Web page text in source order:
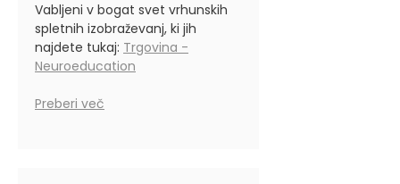
Vabljeni v bogat svet vrhunskih
spletnih izobraževanj, ki jih
najdete tukaj: Trgovina -
Neuroeducation
Preberi več